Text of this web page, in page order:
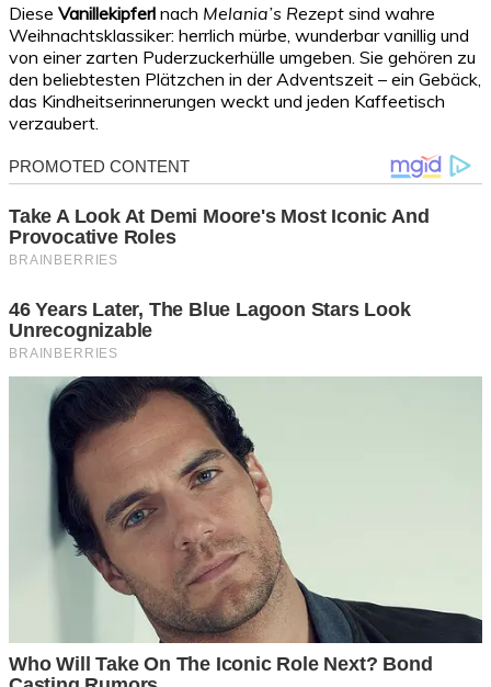
Diese Vanillekipferl nach Melania’s Rezept sind wahre
Weihnachtsklassiker: herrlich mürbe, wunderbar vanillig und
von einer zarten Puderzuckerhülle umgeben. Sie gehören zu
den beliebtesten Plätzchen in der Adventszeit – ein Gebäck,
das Kindheitserinnerungen weckt und jeden Kaffeetisch
verzaubert.